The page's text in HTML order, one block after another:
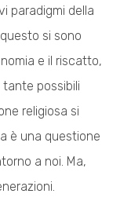
paradigmi della
si sono
e il riscatto,
tante possibili
religiosa si
è una questione
a noi. Ma,